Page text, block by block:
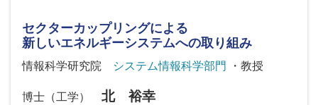
セクターカップリングによる
新しいエネルギーシステムへの取り組み
情報科学研究院 システム情報科学部門 ・教授
博士（工学） 北 裕幸